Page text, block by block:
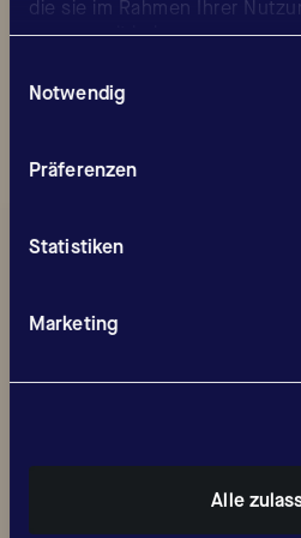
die sie im Rahmen Ihrer
gesammelt haben.
Notwendig
Präferenzen
Statistiken
Marketing
Alle
Produkte
Lösungen